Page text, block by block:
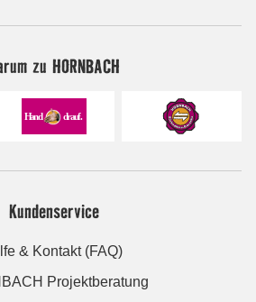
zu HORNBACH
Kundenservice
& Kontakt (FAQ)
Projektberatung